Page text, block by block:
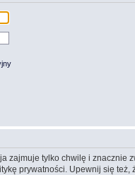
zajmuje tylko chwilę i
prywatności. Upewnij się też,